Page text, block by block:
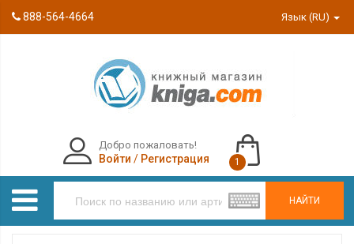
888-564-4664 Язык (RU)
НАЙТИ
Добро пожаловать!
Войти / Регистрация 1